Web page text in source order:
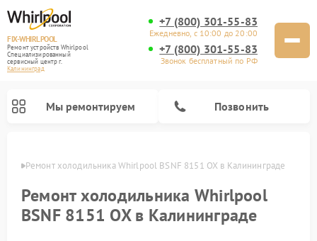
FIX-WHIRLPOOL
Ремонт устройств Whirlpool
Специализированный
cервисный центр г.
Калининград
+7 (800) 301-55-83
Ежедневно, с 10:00 до 20:00
+7 (800) 301-55-83
Звонок бесплатный по РФ
Мы ремонтируем Позвонить
Ремонт холодильника Whirlpool BSNF 8151 OX в Калининграде
Ремонт холодильника Whirlpool
BSNF 8151 OX в Калининграде